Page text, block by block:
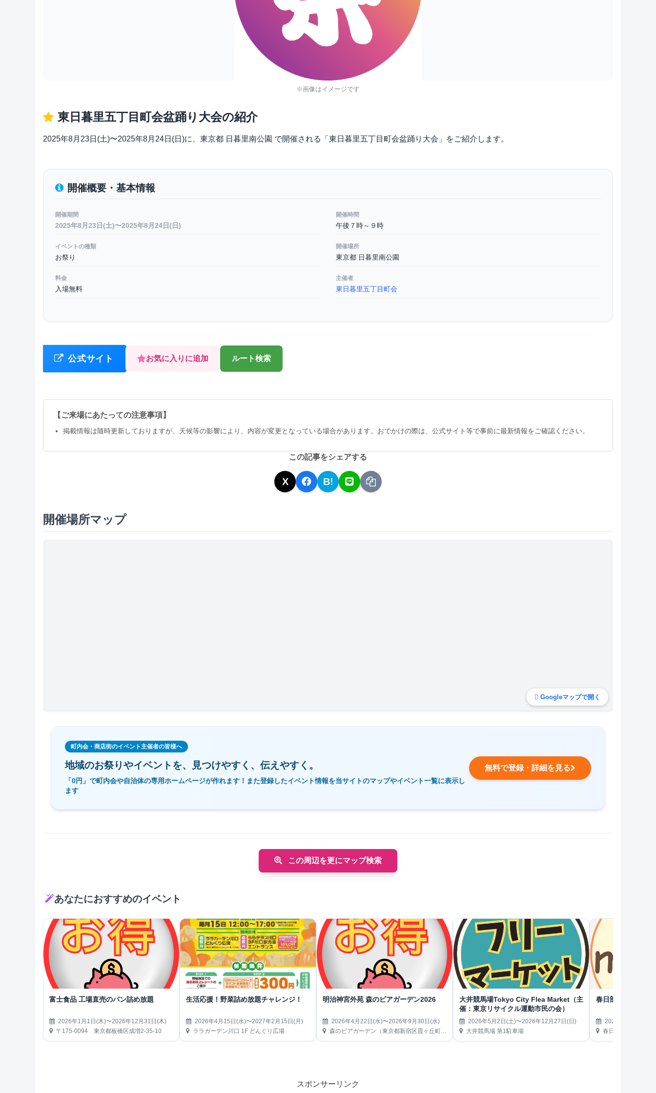
※画像はイメージです
東日暮里五丁目町会盆踊り大会の紹介
2025年8月23日(土)〜2025年8月24日(日)に、東京都 日暮里南公園 で開催される「東日暮里五丁目町会盆踊り大会」をご紹介します。
開催概要・基本情報
開催期間
2025年8月23日(土)〜2025年8月24日(日)
開催時間
午後７時～９時
イベントの種類
お祭り
開催場所
東京都 日暮里南公園
料金
入場無料
主催者
東日暮里五丁目町会
公式サイト お気に入りに追加 ルート検索
【ご来場にあたっての注意事項】
掲載情報は隨時更新しておりますが、天候等の影響により、内容が変更となっている場合があります。おでかけの際は、公式サイト等で事前に最新情報をご確認ください。
この記事をシェアする
X B!
開催場所マップ
Googleマップで開く
町内会・商店街のイベント主催者の皆様へ
地域のお祭りやイベントを、 見つけやすく、伝えやすく。
「0円」で町内会や自治体の専用ホームページが作れます！また登録したイベント情報を当サイトのマップやイベント一覧に表示し
ます
無料で登録・詳細を見る
この周辺を更にマップ検索
あなたにおすすめのイベント
富士食品 工場直売のパン詰め放題
2026年1月1日(木)〜2026年12月31日(木)
〒175-0094 東京都板橋区成増2-35-10
生活応援！野菜詰め放題チャレンジ！
2026年4月15日(水)〜2027年2月15日(月)
ララガーデン川口 1F どんぐり広場
明治神宮外苑 森のビアガーデン2026
2026年4月22日(水)〜2026年9月30日(水)
森のビアガーデン（東京都新宿区霞ヶ丘町14-13 神宮外苑にこにこパーク内）
大井競馬場Tokyo City Flea Market（主
催：東京リサイクル運動市民の会）
2026年5月2日(土)〜2026年12月27日(日)
大井競馬場 第1駐車場
春日部市役所マル
2026年5月7日(木)
春日部市役所 本庁
スポンサーリンク